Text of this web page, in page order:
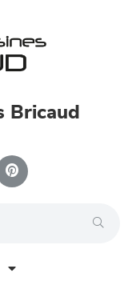
Bricaud